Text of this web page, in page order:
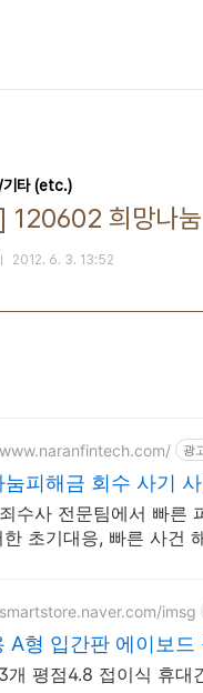
기타 (etc.)
120602 희망나
2012. 6. 3. 13:52
광
눔피해금 회수 사기
수사 전문팀에서 빠른
초기대응, 빠른 사건
imsg
A형 입간판 에이보드
개 평점4.8 접이식 휴대